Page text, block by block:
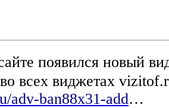
появился новый
всех виджетах
adv-ban88x31-add…